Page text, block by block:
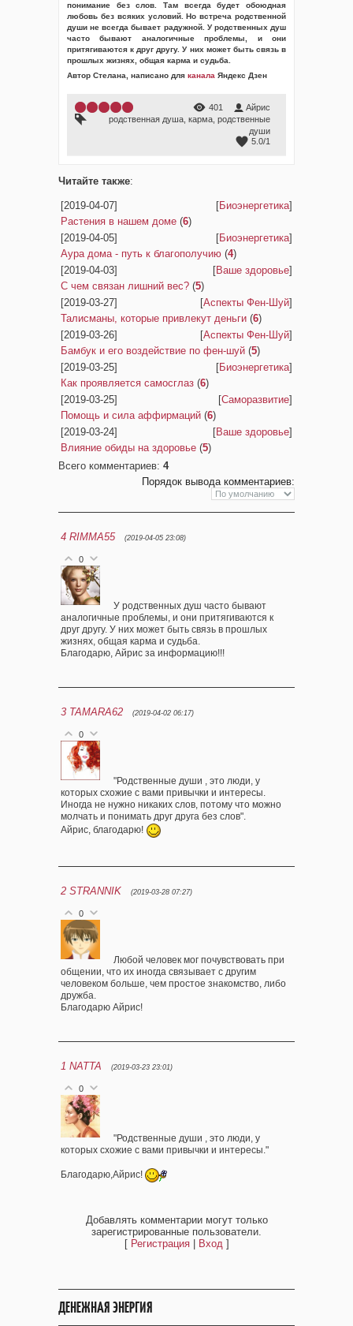
понимание без слов. Там всегда будет обоюдная
любовь без всяких условий. Но встреча родственной
души не всегда бывает радужной. У родственных душ
часто бывают аналогичные проблемы, и они
притягиваются к друг другу. У них может быть связь в
прошлых жизнях, общая карма и судьба.
Автор Стелана, написано для канала Яндекс Дзен
401
Айрис
родственная душа карма родственные
души
5.0/1
Читайте также:
[2019-04-07] [Биоэнергетика]
Растения в нашем доме (6)
[2019-04-05]
[Биоэнергетика]
Аура дома - путь к благополучию (4)
[2019-04-03]
[Ваше здоровье]
С чем связан лишний вес? (5)
[2019-03-27]
[Аспекты Фен-Шуй]
Талисманы, которые привлекут деньги (6)
[2019-03-26]
[Аспекты Фен-Шуй]
Бамбук и его воздействие по фен-шуй (5)
[2019-03-25]
[Биоэнергетика]
Как проявляется самосглаз (6)
[2019-03-25]
[Саморазвитие]
Помощь и сила аффирмаций (6)
[2019-03-24]
[Ваше здоровье]
Влияние обиды на здоровье (5)
Всего комментариев: 4
Порядок вывода комментариев:
4 RIMMA55 (2019-04-05 23:08)
0
У родственных душ часто бывают
аналогичные проблемы, и они притягиваются к
друг другу. У них может быть связь в прошлых
жизнях, общая карма и судьба.
Благодарю, Айрис за информацию!!!
3 TAMARA62 (2019-04-02 06:17)
0
"Родственные души , это люди, у
которых схожие с вами привычки и интересы.
Иногда не нужно никаких слов, потому что можно
молчать и понимать друг друга без слов".
Айрис, благодарю!
2 STRANNIK (2019-03-28 07:27)
0
Любой человек мог почувствовать при
общении, что их иногда связывает с другим
человеком больше, чем простое знакомство, либо
дружба.
Благодарю Айрис!
1 NATTA (2019-03-23 23:01)
0
"Родственные души , это люди, у
которых схожие с вами привычки и интересы."
Благодарю,Айрис!
Добавлять комментарии могут только
зарегистрированные пользователи.
[ Регистрация| Вход]
ДЕНЕЖНАЯ ЭНЕРГИЯ